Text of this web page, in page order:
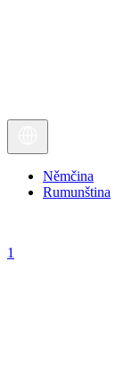
Němčina
Rumunština
1